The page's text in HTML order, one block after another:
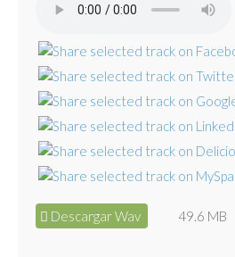
Descargar Wav 49.6 MB